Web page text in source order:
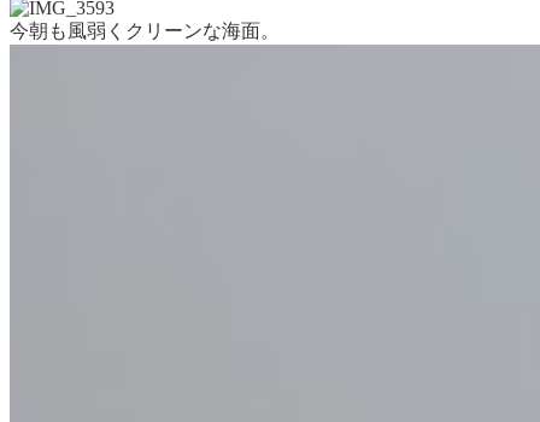
今朝も風弱くクリーンな海面。